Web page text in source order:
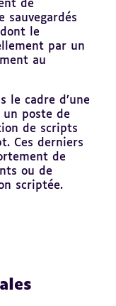
de
sauvegardés
le
par un
au
le cadre d’une
poste de
de scripts
Ces derniers
de
ou de
scriptée.